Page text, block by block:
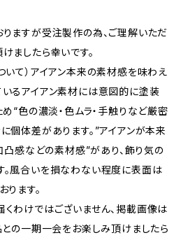
ますが受注製作の為、ご理解いただ
ましたら幸いです。
いて）アイアン本来の素材感を味わえ
るアイアン素材には意図的に塗装
め“色の濃淡・色ムラ・手触りなど厳密
個体差があります。”アイアンが本来
凸感などの素材感”があり、飾り気の
風合いを損なわない程度に表面は
ります。
わけではございません、掲載画像は
との一期一会をお楽しみ頂けましたら